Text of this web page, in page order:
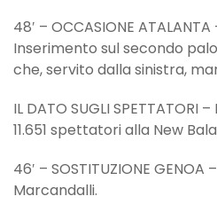
48′ – OCCASIONE
Inserimento sul secondo
che, servito dalla sinistra,
IL DATO SUGLI SPETTATORI
11.651 spettatori alla New
46′ – SOSTITUZIONE
Marcandalli.